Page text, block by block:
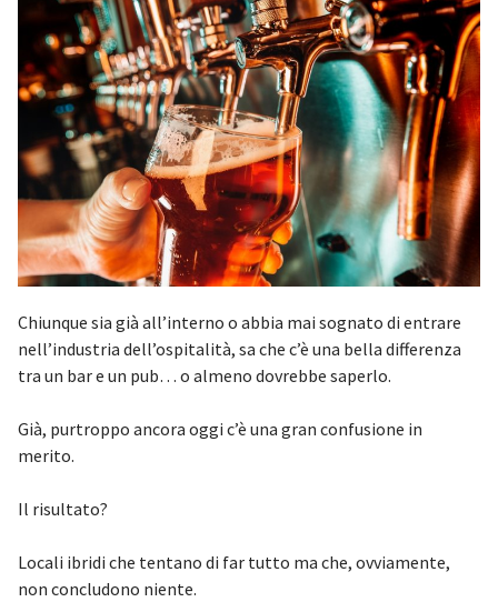
Chiunque sia già all’interno o abbia mai sognato di entrare
nell’industria dell’ospitalità, sa che c’è una bella differenza
tra un bar e un pub… o almeno dovrebbe saperlo.
Già, purtroppo ancora oggi c’è una gran confusione in
merito.
Il risultato?
Locali ibridi che tentano di far tutto ma che, ovviamente,
non concludono niente.